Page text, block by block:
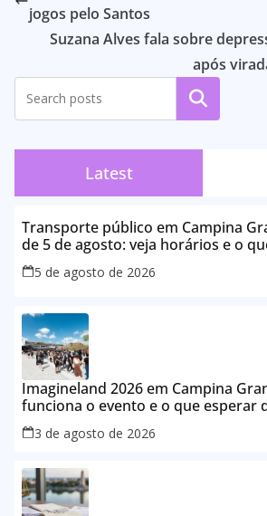
jogos pelo Santos
Suzana Alves fala sobre
após
Pesquisar
Latest
Transporte público em Campina
de 5 de agosto: veja horários e o
5 de agosto de 2026
Imagineland 2026 em Campina
funciona o evento e o que esperar
3 de agosto de 2026